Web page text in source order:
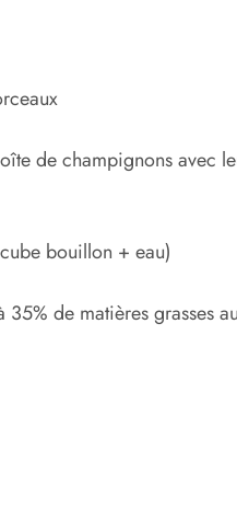
de champignons avec
bouillon + eau)
de matières grasses